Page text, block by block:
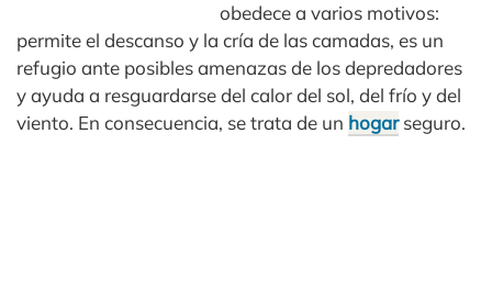
obedece a varios motivos:
permite el descanso y la cría de las camadas, es un
refugio ante posibles amenazas de los depredadores
y ayuda a resguardarse del calor del sol, del frío y del
viento. En consecuencia, se trata de un hogarseguro.